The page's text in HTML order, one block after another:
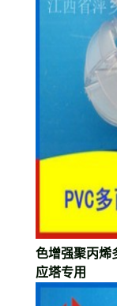
色增强聚丙烯
应塔专用